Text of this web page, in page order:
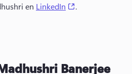
en LinkedIn .
Banerjee